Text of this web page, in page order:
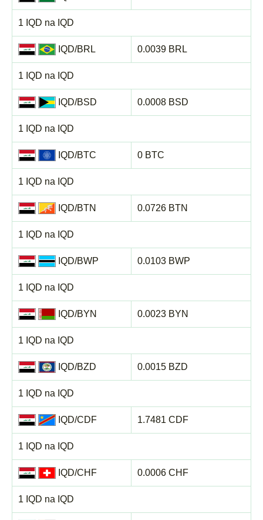
1 IQD na IQD
IQD/BRL
1 IQD na IQD
0.0039 BRL
IQD/BSD
1 IQD na IQD
0.0008 BSD
IQD/BTC
1 IQD na IQD
0 BTC
IQD/BTN
1 IQD na IQD
0.0726 BTN
IQD/BWP
1 IQD na IQD
0.0103 BWP
IQD/BYN
1 IQD na IQD
0.0023 BYN
IQD/BZD
1 IQD na IQD
0.0015 BZD
IQD/CDF
1 IQD na IQD
1.7481 CDF
IQD/CHF
1 IQD na IQD
0.0006 CHF